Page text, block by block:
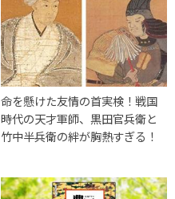
命を懸けた友情の首実検！戦国
時代の天才軍師、黒田官兵衛と
竹中半兵衛の絆が胸熱すぎる！